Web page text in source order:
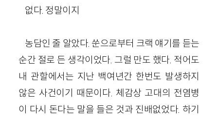
없다. 정말이지
농담인 줄 알았다. 쑨으로부터 크랙 얘기를 듣는
순간 절로 든 생각이었다. 그럴 만도 했다. 적어도
내 관할에서는 지난 백여년간 한번도 발생하지
않은 사건이기 때문이다. 체감상 고대의 전염병
이 다시 돈다는 말을 들은 것과 진배없었다. 하기